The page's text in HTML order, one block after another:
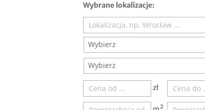
Wybrane lokalizacje:
Wybierz
Wybierz
zł